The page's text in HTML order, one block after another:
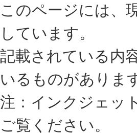
このページには、
しています。
記載されている内
いるものがありま
注：インクジェッ
ご覧ください。